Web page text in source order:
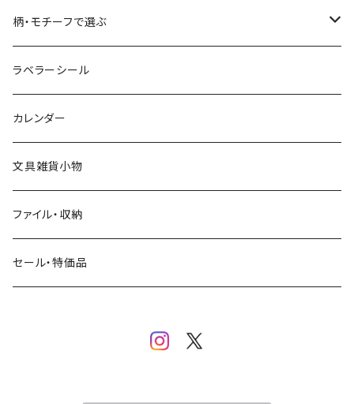
ミモザ
お花・フラワー・グリーン・植物
星燈社
ミナペルホネン
BGM
eric
SAIEN
田村美紀
パピアプラッツ（作家もの）
ヨハク
ネクタイ
Hutte paper works
ヨハク
eric
浅野みどり
西淑
柄・モチーフで選ぶ
フルーツ
食べ物・フード・スイーツ
パン・ブレッド
カフェ
コーヒー・飲み物・クリームソーダ
ラベラーシール
カレンダー
文具雑貨小物
ファイル・収納
セール・特価品